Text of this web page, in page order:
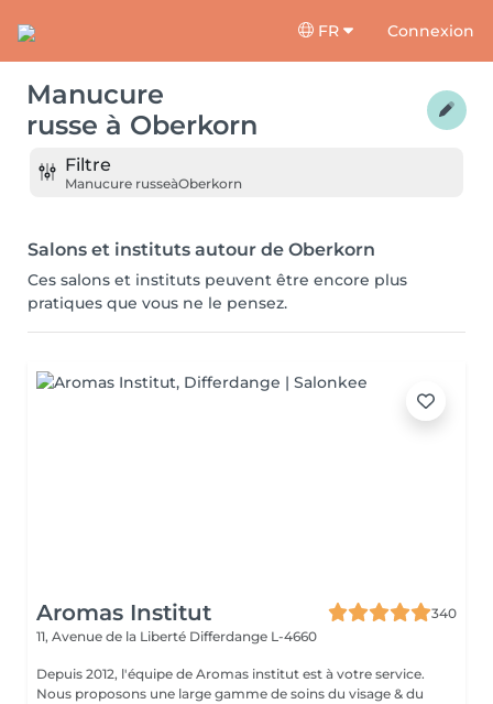
FR Connexion
Manucure
russe à Oberkorn
Filtre
Manucure russeàOberkorn
Salons et instituts autour de Oberkorn
Ces salons et instituts peuvent être encore plus
pratiques que vous ne le pensez.
Aromas Institut
340
11, Avenue de la Liberté Differdange L-4660
Depuis 2012, l'équipe de Aromas institut est à votre service.
Nous proposons une large gamme de soins du visage & du